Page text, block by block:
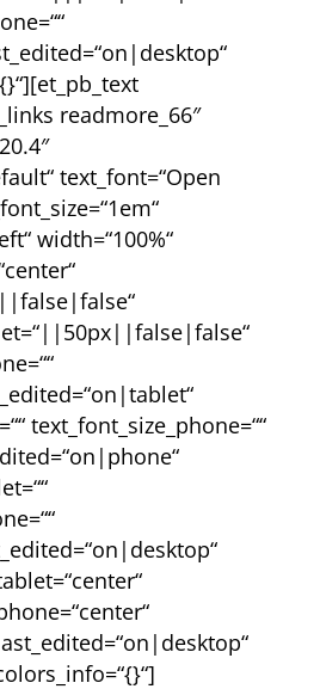
readmore_66″
text_font=“Open
width=“100%“
text_font_size_phone=““